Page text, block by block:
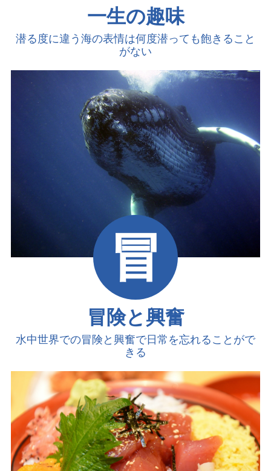
一生の趣味
潜る度に違う海の表情は何度潜っても飽きること
がない
冒
冒険と興奮
水中世界での冒険と興奮で日常を忘れることがで
きる